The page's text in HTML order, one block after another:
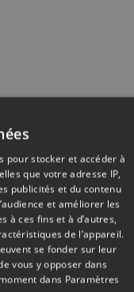
pour stocker et accéder à
que votre adresse IP,
publicités et du contenu
et améliorer les
à ces fins et à d’autres,
de l’appareil.
se fonder sur leur
vous y opposer dans
dans Paramètres